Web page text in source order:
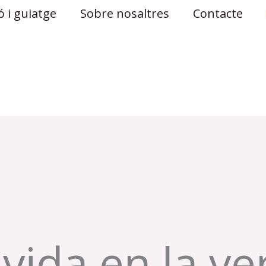
i guiatge Sobre nosaltres Contacte